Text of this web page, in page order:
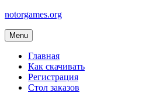
Skip
content
notorgames.org
Menu
Главная
Как скачивать
Регистрация
Стол заказов